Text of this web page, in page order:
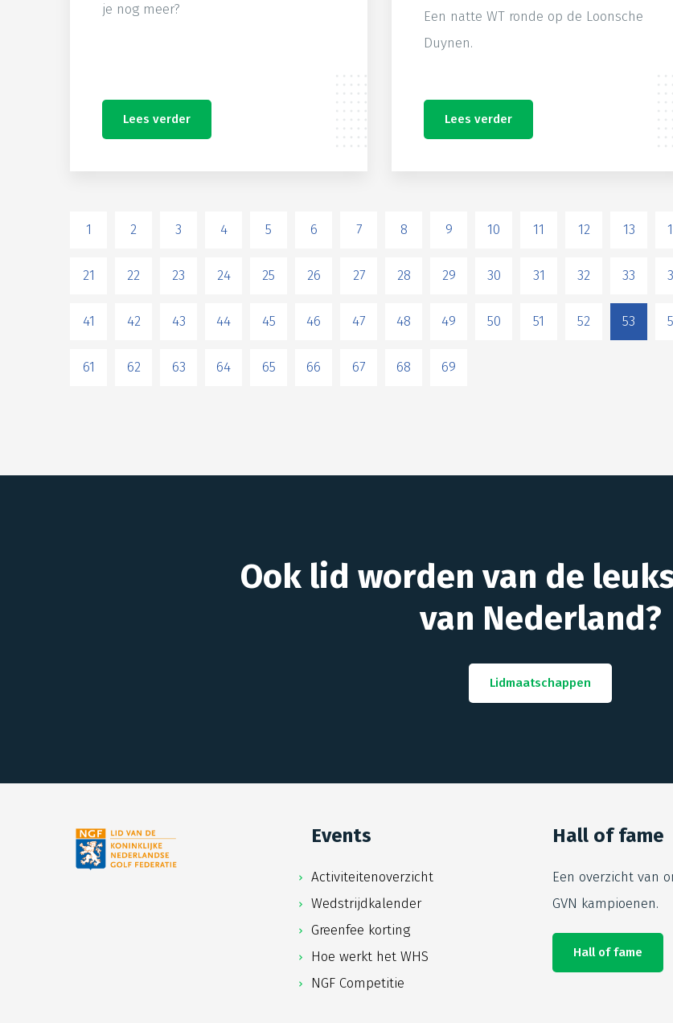
je nog meer?
Lees verder
Een natte WT ronde op de Loonsche
Duynen.
Lees verder
1 2 3 4 5 6 7 8 9 10 11 12 13
21 22 23 24 25 26 27 28 29 30 31 32 33
41 42 43 44 45 46 47 48 49 50 51 52 53
61 62 63 64 65 66 67 68 69
Ook lid worden van de
van Nederland?
Lidmaatschappen
Events
Activiteitenoverzicht
Wedstrijdkalender
Greenfee korting
Hoe werkt het WHS
NGF Competitie
Hall of fame
Een overzicht van
GVN kampioenen.
Hall of fame